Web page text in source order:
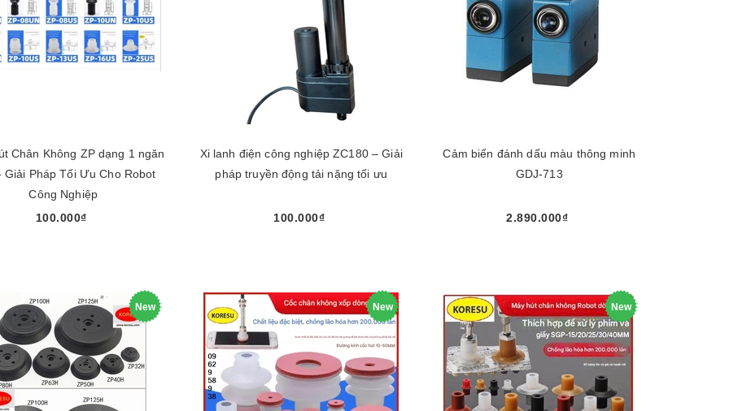
Chân Không ZP dạng 1 ngăn
Giải Pháp Tối Ưu Cho Robot
Công Nghiệp
100.000₫
Xi lanh điện công nghiệp ZC180 – Giải
pháp truyền động tải nặng tối ưu
100.000₫
Cảm biến đánh dấu màu thông minh
GDJ-713
2.890.000₫
New New New